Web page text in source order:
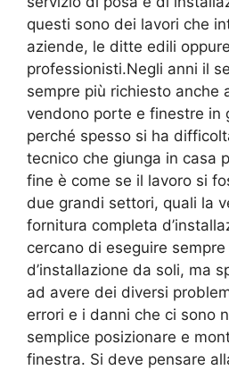
questi sono dei lavori che
aziende, le ditte edili
professionisti.Negli anni il
sempre più richiesto anche
vendono porte e finestre in
perché spesso si ha
tecnico che giunga in casa
fine è come se il lavoro si
due grandi settori, quali la
fornitura completa
cercano di eseguire
d’installazione da soli, ma
ad avere dei diversi
errori e i danni che ci sono
semplice posizionare e
finestra. Si deve pensare